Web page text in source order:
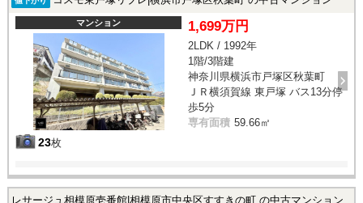
マンション
23枚
1,699万円
2LDK / 1992年
1階/3階建
神奈川県横浜市戸塚区秋葉町
ＪＲ横須賀線 東戸塚 バス13分停
歩5分
専有面積 59.66㎡
レサージュ相模原壱番館|相模原市中央区すすきの町 の中古マンション